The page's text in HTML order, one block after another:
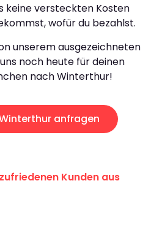
keine versteckten Kosten
wofür du bezahlst.
unserem ausgezeichneten
noch heute für deinen
nach Winterthur!
anfragen
Kunden aus